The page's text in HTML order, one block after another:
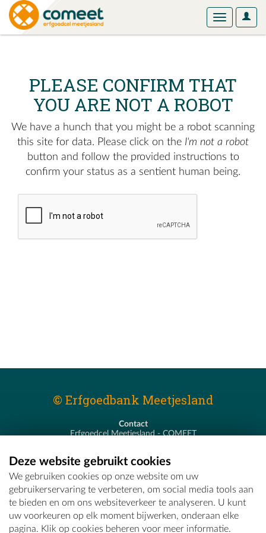
User
Toggle
PLEASE CONFIRM THAT
YOU ARE NOT A ROBOT
We have a hunch that you might be a robot scanning
this site for data. Please click on the I'm not a robot
button and follow the provided instructions to
confirm your status as a sentient human being.
© Erfgoedbank Meetjesland
Contact
Erfgoedcel Meetjesland - COMEET
T - 09 373 75 96
E -erfgoedcel@comeet.be
Deze website gebruikt cookies
We gebruiken cookies op onze website om uw
gebruikerservaring te verbeteren, om social media tools aan
te bieden en om ons websiteverkeer te analyseren. U kunt
uw voorkeuren op elk moment bijwerken, onderaan elke
pagina. Klik op cookies beheren voor meer informatie.